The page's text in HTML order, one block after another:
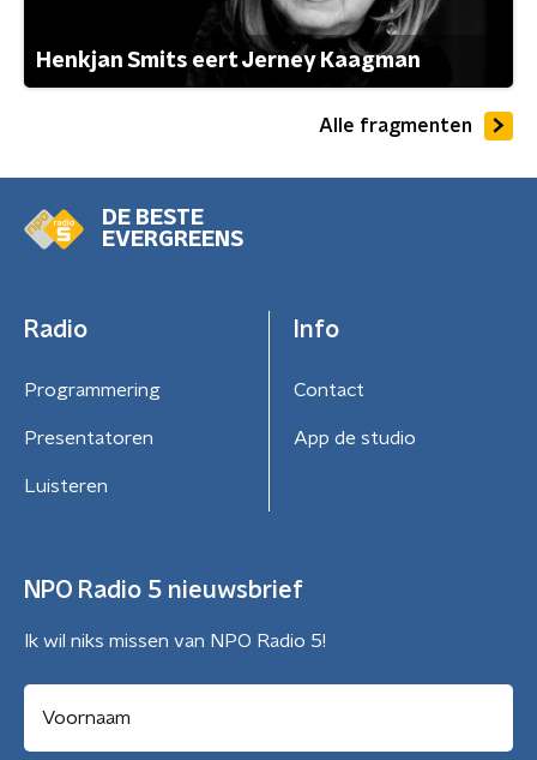
Henkjan Smits eert Jerney Kaagman
Alle fragmenten
DE BESTE
EVERGREENS
Radio
Programmering
Presentatoren
Luisteren
Info
Contact
App de studio
NPO Radio 5 nieuwsbrief
Ik wil niks missen van NPO Radio 5!